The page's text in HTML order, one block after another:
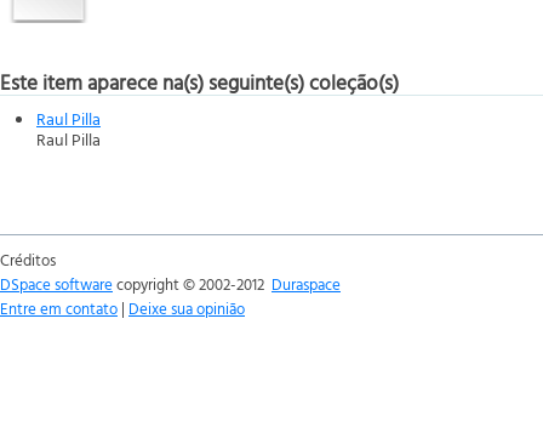
Este item aparece na(s) seguinte(s) coleção(s)
Raul Pilla
Raul Pilla
Créditos
DSpace softwarecopyright © 2002-2012 Duraspace
Entre em contato | Deixe sua opinião